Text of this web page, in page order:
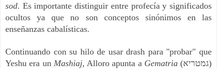
sod. Es importante distinguir entre profecía y significados
ocultos ya que no son conceptos sinónimos en las
enseñanzas cabalísticas.
Continuando con su hilo de usar drash para "probar" que
Yeshu era un Mashiaj, Alloro apunta a Gematria(גמטריא)